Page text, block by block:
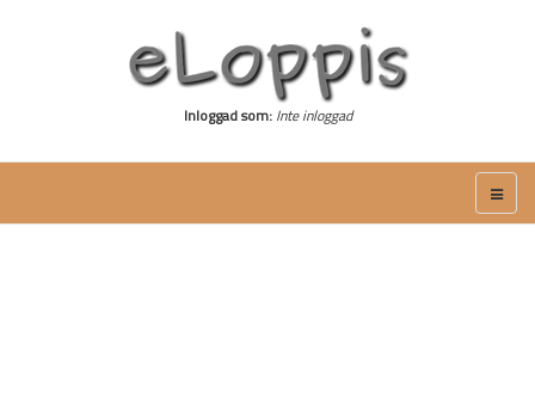
Inloggad som: Inte inloggad